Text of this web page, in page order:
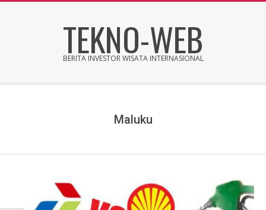
TEKNO-WEB
BERITA INVESTOR WISATA INTERNASIONAL
Maluku